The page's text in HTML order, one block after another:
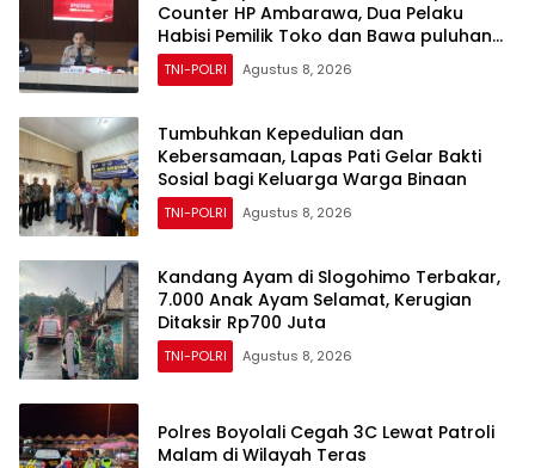
Counter HP Ambarawa, Dua Pelaku
Habisi Pemilik Toko dan Bawa puluhan
HP
TNI-POLRI Agustus 8, 2026
Tumbuhkan Kepedulian dan
Kebersamaan, Lapas Pati Gelar Bakti
Sosial bagi Keluarga Warga Binaan
TNI-POLRI Agustus 8, 2026
Kandang Ayam di Slogohimo Terbakar,
7.000 Anak Ayam Selamat, Kerugian
Ditaksir Rp700 Juta
TNI-POLRI Agustus 8, 2026
Polres Boyolali Cegah 3C Lewat Patroli
Malam di Wilayah Teras